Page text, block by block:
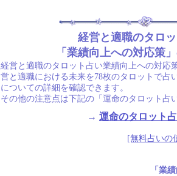
経営と適職のタロ
「業績向上への対応策
経営と適職のタロット占い業績向上への対応
営と適職における未来を78枚のタロットで占
についての詳細を確認できます。
その他の注意点は下記の「運命のタロット占
→ 運命のタロット
[無料占いの
「業